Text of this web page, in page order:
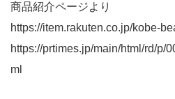
商品紹介ページより
https://item.rakuten.co.jp/kobe-
https://prtimes.jp/main/html/rd/p/
ml